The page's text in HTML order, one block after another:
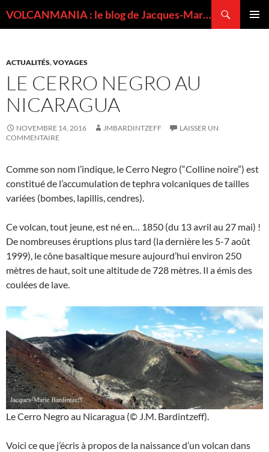
VOLCANMANIA : le blog de Jacques-Marie BARDINTZEFF, volcanologue
ACTUALITÉS,VOYAGES
LE CERRO NEGRO AU
NICARAGUA
NOVEMBRE 14, 2016 JMBARDINTZEFF
LAISSER UN
COMMENTAIRE
Comme son nom l’indique, le Cerro Negro (“Colline noire”) est
constitué de l’accumulation de tephra volcaniques de tailles
variées (bombes, lapillis, cendres).
Ce volcan, tout jeune, est né en… 1850 (du 13 avril au 27 mai) !
De nombreuses éruptions plus tard (la dernière les 5-7 août
1999), le cône basaltique mesure aujourd’hui environ 250
mètres de haut, soit une altitude de 728 mètres. Il a émis des
coulées de lave.
Le Cerro Negro au Nicaragua (© J.M. Bardintzeff).
Voici ce que j’écris à propos de la naissance d’un volcan dans